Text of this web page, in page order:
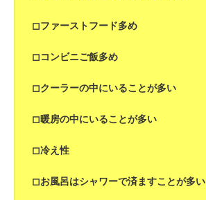
◻︎ファーストフード多め
◻︎コンビニご飯多め
◻︎クーラーの中にいることが多い
◻︎暖房の中にいることが多い
◻︎冷え性
◻︎お風呂はシャワーで済ますことが多い